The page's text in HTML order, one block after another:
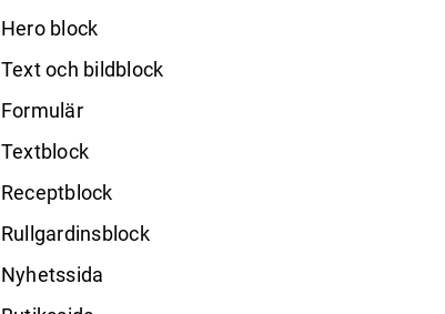
Hero block
Text och bildblock
Formulär
Textblock
Receptblock
Rullgardinsblock
Nyhetssida